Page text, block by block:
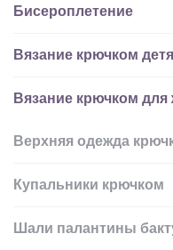
Бисероплетение
Вязание крючком
Вязание крючком
Верхняя одежда
Купальники крючком
Шали палантины